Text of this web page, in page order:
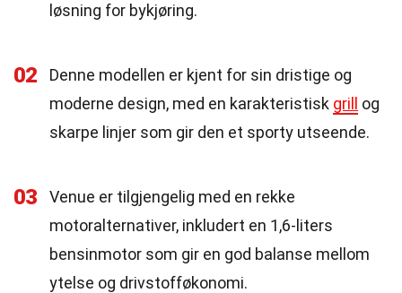
løsning for bykjøring.
02
Denne modellen er kjent for sin dristige og
moderne design, med en karakteristisk grill
og
skarpe linjer som gir den et sporty utseende.
03
Venue er tilgjengelig med en rekke
motoralternativer, inkludert en 1,6-liters
bensinmotor som gir en god balanse mellom
ytelse og drivstofføkonomi.